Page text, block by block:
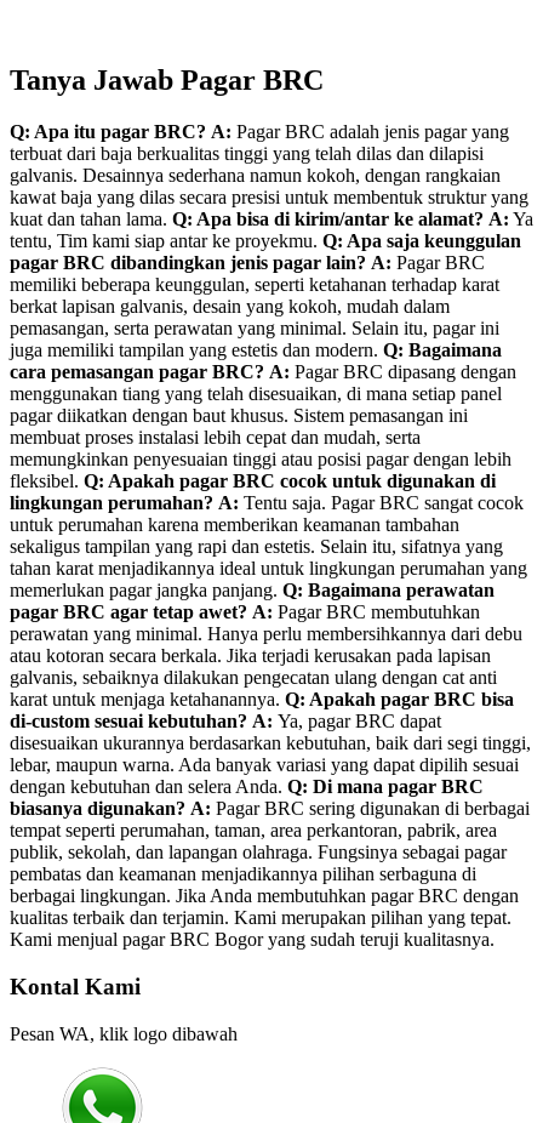
Tanya Jawab Pagar BRC
Q: Apa itu pagar BRC? A: Pagar BRC adalah jenis pagar yang
terbuat dari baja berkualitas tinggi yang telah dilas dan dilapisi
galvanis. Desainnya sederhana namun kokoh, dengan rangkaian
kawat baja yang dilas secara presisi untuk membentuk struktur yang
kuat dan tahan lama. Q: Apa bisa di kirim/antar ke alamat? A: Ya
tentu, Tim kami siap antar ke proyekmu. Q: Apa saja keunggulan
pagar BRC dibandingkan jenis pagar lain? A: Pagar BRC
memiliki beberapa keunggulan, seperti ketahanan terhadap karat
berkat lapisan galvanis, desain yang kokoh, mudah dalam
pemasangan, serta perawatan yang minimal. Selain itu, pagar ini
juga memiliki tampilan yang estetis dan modern. Q: Bagaimana
cara pemasangan pagar BRC? A: Pagar BRC dipasang dengan
menggunakan tiang yang telah disesuaikan, di mana setiap panel
pagar diikatkan dengan baut khusus. Sistem pemasangan ini
membuat proses instalasi lebih cepat dan mudah, serta
memungkinkan penyesuaian tinggi atau posisi pagar dengan lebih
fleksibel. Q: Apakah pagar BRC cocok untuk digunakan di
lingkungan perumahan? A: Tentu saja. Pagar BRC sangat cocok
untuk perumahan karena memberikan keamanan tambahan
sekaligus tampilan yang rapi dan estetis. Selain itu, sifatnya yang
tahan karat menjadikannya ideal untuk lingkungan perumahan yang
memerlukan pagar jangka panjang. Q: Bagaimana perawatan
pagar BRC agar tetap awet? A: Pagar BRC membutuhkan
perawatan yang minimal. Hanya perlu membersihkannya dari debu
atau kotoran secara berkala. Jika terjadi kerusakan pada lapisan
galvanis, sebaiknya dilakukan pengecatan ulang dengan cat anti
karat untuk menjaga ketahanannya. Q: Apakah pagar BRC bisa
di-custom sesuai kebutuhan? A: Ya, pagar BRC dapat
disesuaikan ukurannya berdasarkan kebutuhan, baik dari segi tinggi,
lebar, maupun warna. Ada banyak variasi yang dapat dipilih sesuai
dengan kebutuhan dan selera Anda. Q: Di mana pagar BRC
biasanya digunakan? A: Pagar BRC sering digunakan di berbagai
tempat seperti perumahan, taman, area perkantoran, pabrik, area
publik, sekolah, dan lapangan olahraga. Fungsinya sebagai pagar
pembatas dan keamanan menjadikannya pilihan serbaguna di
berbagai lingkungan. Jika Anda membutuhkan pagar BRC dengan
kualitas terbaik dan terjamin. Kami merupakan pilihan yang tepat.
Kami menjual pagar BRC Bogor yang sudah teruji kualitasnya.
Kontal Kami
Pesan WA, klik logo dibawah